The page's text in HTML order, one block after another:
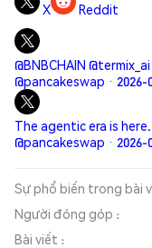
X Reddit
@BNBCHAIN
@pancakeswap · 2026-
The agentic era is
@pancakeswap · 2026-
Sự phổ biến trong bài
Người đóng góp :
Bài viết :